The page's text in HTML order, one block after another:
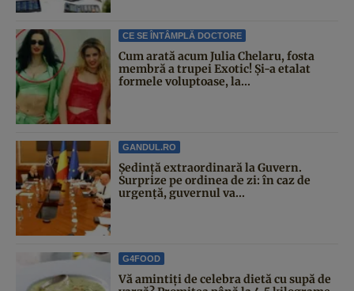
CE SE ÎNTÂMPLĂ DOCTORE
Cum arată acum Julia Chelaru, fosta
membră a trupei Exotic! Și-a etalat
formele voluptoase, la...
GANDUL.RO
Şedinţă extraordinară la Guvern.
Surprize pe ordinea de zi: în caz de
urgență, guvernul va...
G4FOOD
Vă amintiți de celebra dietă cu supă de